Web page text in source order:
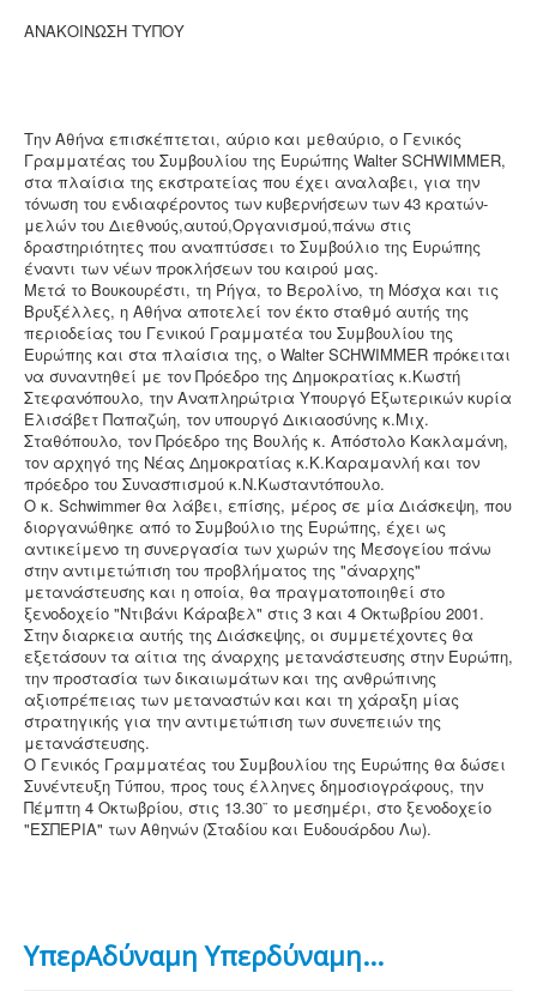
ΑΝΑΚΟΙΝΩΣΗ ΤΥΠΟΥ
Την Αθήνα επισκέπτεται, αύριο και μεθαύριο, ο Γενικός
Γραμματέας του Συμβουλίου της Ευρώπης Walter SCHWIMMER,
στα πλαίσια της εκστρατείας που έχει αναλαβει, για την
τόνωση του ενδιαφέροντος των κυβερνήσεων των 43 κρατών-
μελών του Διεθνούς,αυτού,Οργανισμού,πάνω στις
δραστηριότητες που αναπτύσσει το Συμβούλιο της Ευρώπης
έναντι των νέων προκλήσεων του καιρού μας.
Μετά το Βουκουρέστι, τη Ρήγα, το Βερολίνο, τη Μόσχα και τις
Βρυξέλλες, η Αθήνα αποτελεί τον έκτο σταθμό αυτής της
περιοδείας του Γενικού Γραμματέα του Συμβουλίου της
Ευρώπης και στα πλαίσια της, ο Walter SCHWIMMER πρόκειται
να συναντηθεί με τον Πρόεδρο της Δημοκρατίας κ.Κωστή
Στεφανόπουλο, την Αναπληρώτρια Υπουργό Εξωτερικών κυρία
Ελισάβετ Παπαζώη, τον υπουργό Δικιαοσύνης κ.Μιχ.
Σταθόπουλο, τον Πρόεδρο της Βουλής κ. Απόστολο Κακλαμάνη,
τον αρχηγό της Νέας Δημοκρατίας κ.Κ.Καραμανλή και τον
πρόεδρο του Συνασπισμού κ.Ν.Κωσταντόπουλο.
Ο κ. Schwimmer θα λάβει, επίσης, μέρος σε μία Διάσκεψη, που
διοργανώθηκε από το Συμβούλιο της Ευρώπης, έχει ως
αντικείμενο τη συνεργασία των χωρών της Μεσογείου πάνω
στην αντιμετώπιση του προβλήματος της "άναρχης"
μετανάστευσης και η οποία, θα πραγματοποιηθεί στο
ξενοδοχείο "Ντιβάνι Κάραβελ" στις 3 και 4 Οκτωβρίου 2001.
Στην διαρκεια αυτής της Διάσκεψης, οι συμμετέχοντες θα
εξετάσουν τα αίτια της άναρχης μετανάστευσης στην Ευρώπη,
την προστασία των δικαιωμάτων και της ανθρώπινης
αξιοπρέπειας των μεταναστών και και τη χάραξη μίας
στρατηγικής για την αντιμετώπιση των συνεπειών της
μετανάστευσης.
Ο Γενικός Γραμματέας του Συμβουλίου της Ευρώπης θα δώσει
Συνέντευξη Τύπου, προς τους έλληνες δημοσιογράφους, την
Πέμπτη 4 Οκτωβρίου, στις 13.30¨ το μεσημέρι, στο ξενοδοχείο
"ΕΣΠΕΡΙΑ" των Αθηνών (Σταδίου και Ευδουάρδου Λω).
ΥπερΑδύναμη Υπερδύναμη...